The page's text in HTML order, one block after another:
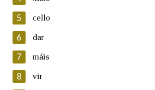
Lin e acepto as condicións da
Introduce o código que aparece na imaxe:
5 cello
6 dar
7 máis
8 vir